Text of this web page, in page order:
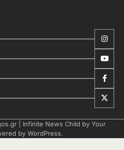
| Infinite News Child by Your
by WordPress.